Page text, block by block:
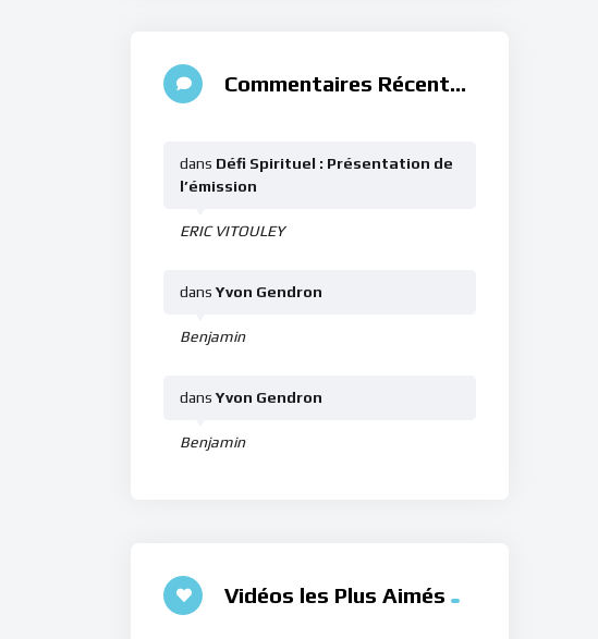
Commentaires Récents
ERIC VITOULEY
dans Défi Spirituel : Présentation de
l’émission
Benjamin
dansYvon Gendron
Benjamin
dansYvon Gendron
Vidéos les Plus Aimés